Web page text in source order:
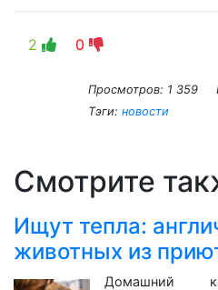
2 0
Просмотров: 1 359
Тэги: новости
Смотрите
Ищут тепла:
животных из
Домашний